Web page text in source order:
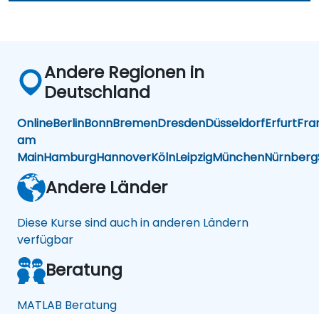
Andere Regionen in
Deutschland
OnlineBerlinBonnBremenDresdenDüsseldorfErfurt
am
MainHamburgHannoverKölnLeipzigMünchenNürnberg
Andere Länder
Diese Kurse sind auch in anderen Ländern
verfügbar
Beratung
MATLAB Beratung